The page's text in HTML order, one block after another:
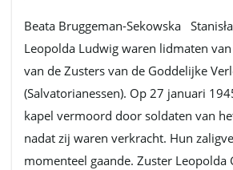
Beata Bruggeman-Sekowska
Leopolda Ludwig waren lidmaten
van de Zusters van de Goddelijke
(Salvatorianessen). Op 27 januari
kapel vermoord door soldaten van
nadat zij waren verkracht. Hun
momenteel gaande. Zuster Leopolda